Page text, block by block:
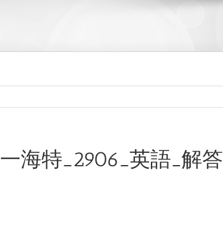
一海特_2906_英語_解答